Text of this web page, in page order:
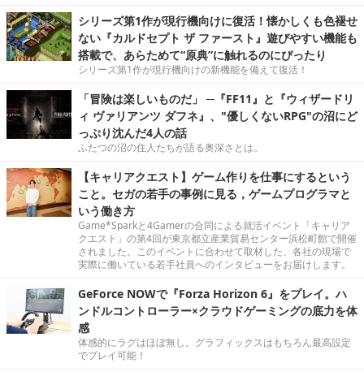
シリーズ第1作が現行機向けに復活！懐かしくも色褪せ
ない『カルドセプト ザ ファースト』遊びやすい機能も
搭載で、あらためて“原典”に触れるのにぴったり
シリーズ第1作が現行機向けの新機能を備えて復活！
「冒険は楽しいものだ」 ─『FF11』と『ウィザードリ
ィ ヴァリアンツ ダフネ』、"優しくないRPG"の沼にど
っぷり沈んだ4人の話
ふたつの沼の住人たちが語る奥深さとは。
【キャリアクエスト】ゲーム作りを仕事にするという
こと。セガの若手の事例に見る，ゲームプログラマと
いう働き方
Game*Sparkと4Gamerの合同による就活イベント「キャリア
クエスト」の第4回が東京都立産業貿易センター浜松町館で開催
されました。このイベントに合わせて取材した、各社の現場で
実際に働いている若手社員へのインタビューをお届けします。
GeForce NOWで『Forza Horizon 6』をプレイ。ハ
ンドルコントローラー×クラウドゲーミングの底力を体
感
体感的にラグはほぼ無し。グラフィックスはもちろん最高設定
でプレイ可能！